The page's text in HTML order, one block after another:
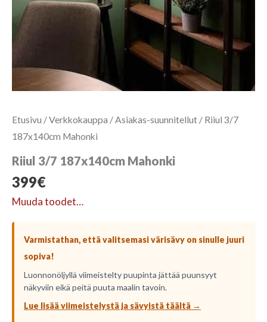
Etusivu /Verkkokauppa / Asiakas-suunnitellut / Riiul 3/7
187x140cm Mahonki
Riiul 3/7 187x140cm Mahonki
399€
Muuda toodet…
Varmistathan, että valitsemasi värisävy on sinulle juuri
sopiva!
Luonnonöljyllä viimeistelty puupinta jättää puunsyyt
näkyviin eikä peitä puuta maalin tavoin.
Lue lisää viimeistelystä ja sävyistä täältä →